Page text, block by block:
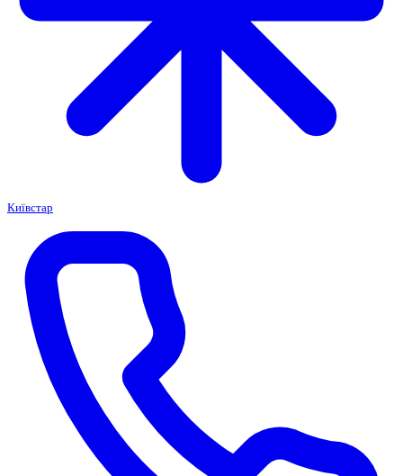
Київстар